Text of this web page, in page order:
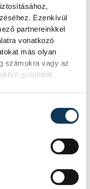
Ezenkívül
partnereinkkel
vonatkozó
más olyan
számukra vagy az
gyűjtöttek.
töltötte,
a
az
és